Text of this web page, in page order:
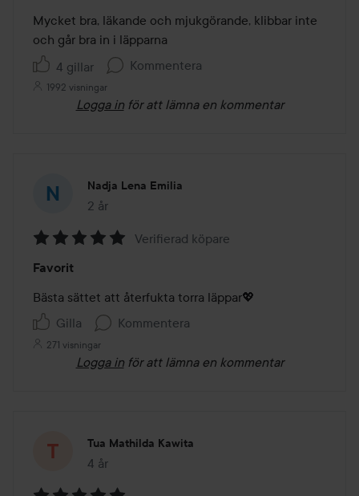
av
5
Mycket bra, läkande och mjukgörande, klibbar inte
och går bra in i läpparna
4 gillar
Kommentera
1992 visningar
Logga in för att lämna en kommentar
Nadja Lena Emilia
2 år
Inlägget skapades 2 år
5
av
5
Verifierad köpare
Favorit
Bästa sättet att återfukta torra läppar💖
Gilla
Kommentera
271 visningar
Logga in för att lämna en kommentar
Tua Mathilda Kawita
4 år
Inlägget skapades 4 år